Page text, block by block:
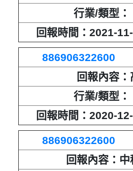
行業/類型：
回報時間：2021-
886906322600
回報內容：
行業/類型：
回報時間：2020-
886906322600
回報內容：